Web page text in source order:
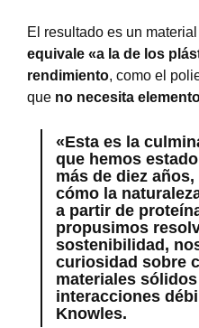
El resultado es un
equivale «a la de los
rendimiento, como el
que no necesita
«Esta es la
que hemos
más de diez
cómo la
a partir de
propusimos
sostenibilidad,
curiosidad sobre
materiales
interacciones
Knowles.